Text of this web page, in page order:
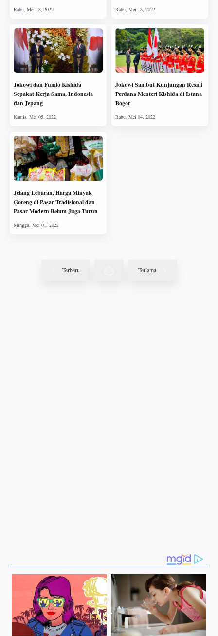
Jokowi dan Fumio Kishida
Sepakat Kerja Sama, Indonesia
dan Jepang
Jokowi Sambut Kunjungan Resmi
Perdana Menteri Kishida di Istana
Bogor
Jelang Lebaran, Harga Minyak
Goreng di Pasar Tradisional dan
Pasar Modern Belum Juga Turun
Terbaru Terlama